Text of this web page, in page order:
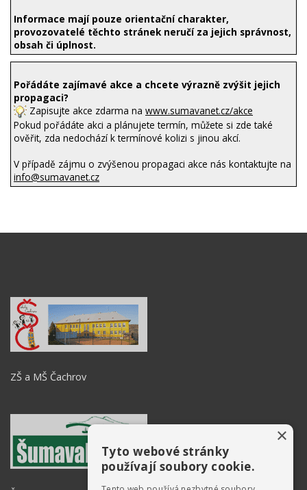
Informace mají pouze orientační charakter,
provozovatelé těchto stránek neručí za jejich správnost,
obsah či úplnost.
Pořádáte zajímavé akce a chcete výrazně zvýšit jejich
propagaci?
Zapisujte akce zdarma na www.sumavanet.cz/akce
Pokud pořádáte akci a plánujete termín, můžete si zde také
ověřit, zda nedochází k termínové kolizi s jinou akcí.
V případě zájmu o zvýšenou propagaci akce nás kontaktujte na
info@sumavanet.cz
ZŠ a MŠ Čachrov
×
Tyto webové stránky
používají soubory cookie.